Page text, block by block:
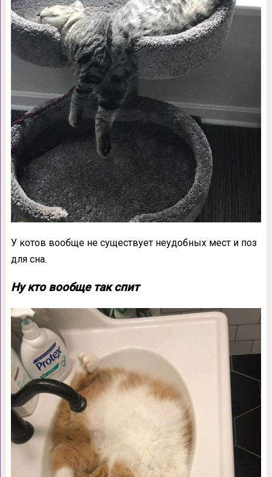
У котов вообще не существует неудобных мест и поз
для сна.
Ну кто вообще так спит